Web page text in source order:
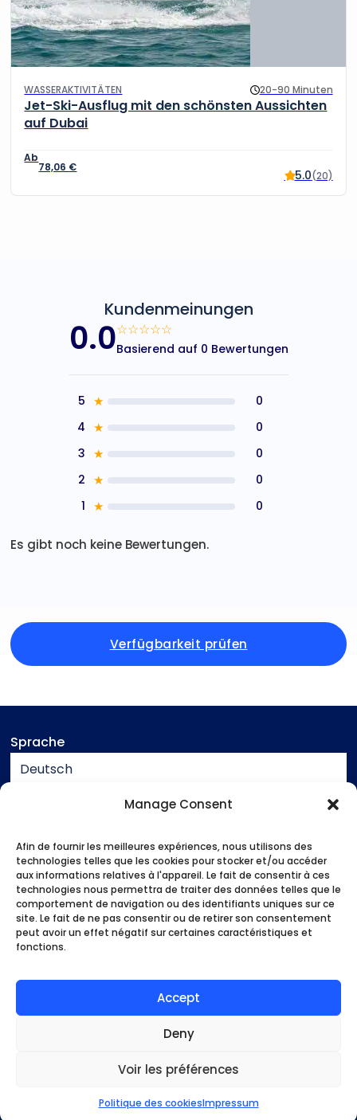
Manage Consent
Afin de fournir les meilleures expériences, nous utilisons des
technologies telles que les cookies pour stocker et/ou accéder
aux informations relatives à l'appareil. Le fait de consentir à ces
technologies nous permettra de traiter des données telles que le
comportement de navigation ou des identifiants uniques sur ce
site. Le fait de ne pas consentir ou de retirer son consentement
peut avoir un effet négatif sur certaines caractéristiques et
fonctions.
Accept
Deny
Voir les préférences
Politique des cookiesImpressum
WASSERAKTIVITÄTEN 20-90 Minuten
Jet-Ski-Ausflug mit den schönsten Aussichten
auf Dubai
78,06 €
5.0(20)
Kundenmeinungen
0.0☆☆☆☆☆
Basierend auf 0 Bewertungen
5 ★
0
4 ★
0
3 ★
0
2 ★
0
1 ★ 0
Es gibt noch keine Bewertungen.
Verfügbarkeit prüfen
Sprache
Deutsch
Unterstützung
Kontakt
Impressum
Allgemeine Geschäftsbedingungen
2020 - 2024 Bleudubai
EUR